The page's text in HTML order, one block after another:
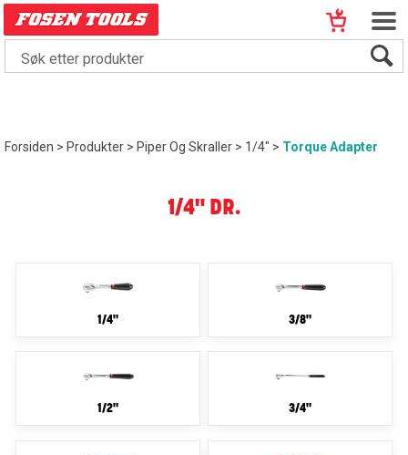
Forsiden>Produkter>Piper Og Skraller>1/4">Torque Adapter
1/4" DR.
1/4" 3/8"
1/2" 3/4"